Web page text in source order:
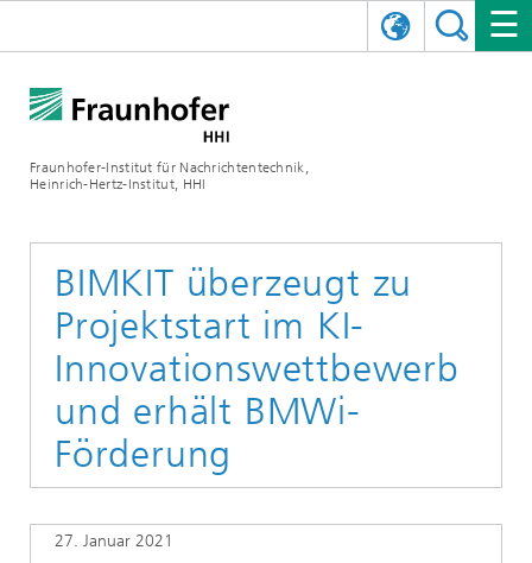
Fraunhofer-Institut für Nachrichtentechnik,
Heinrich-Hertz-Institut, HHI
Leitung
Forschungsbereiche
AI & Video
Qualitätsmanagement
Kompression
Multimedia
Digitaler Zwilling
Videokommunikation und Applikationen
Vision and Imaging Technologies
Künstliche Intelligenz
KOMMUNIKATION & NETZE
Drahtlose Kommunikation und Netze
Photonische Netze und Systeme
PHOTONISCHE KOMPONENTEN & SYSTEME
Hybride Integration und Sensorik
InP und HF
Archiv
2025
2024
PRESSEMITTEILUNGEN
JAHRESBERICHTE
SHOWROOMS
SCIENCE TECH SPACE
CINIQ
KARRIERE
UNSERE STELLEN
KONTAKT
BIMKIT überzeugt zu
Projektstart im KI-
Innovationswettbewerb
und erhält BMWi-
Förderung
27. Januar 2021